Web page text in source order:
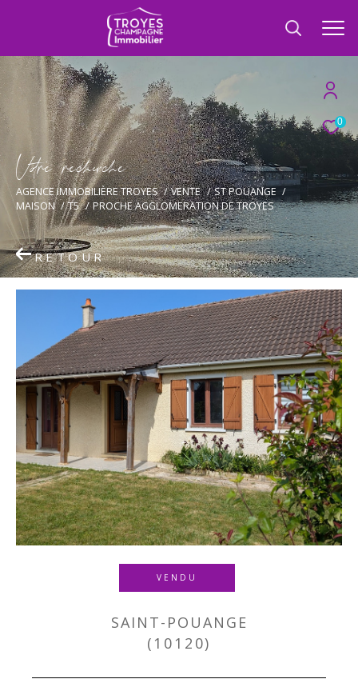
0
Vore recece
AGENCE IMMOBILIÈRE TROYES VENTE
ST POUANGE
MAISON
T5 PROCHE AGGLOMERATION DE TROYES
RETOUR
VENDU
SAINT-POUANGE
(10120)